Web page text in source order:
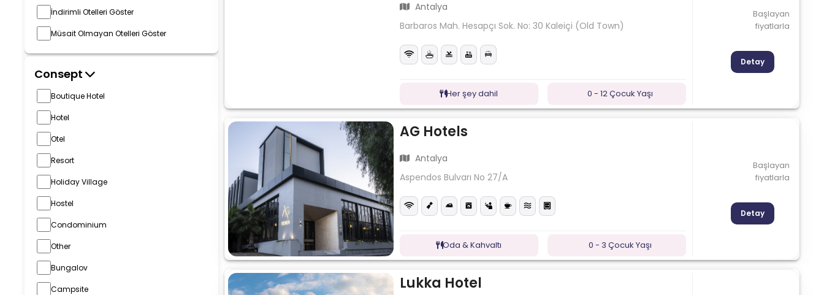
İndirimli Otelleri Göster
Müsait Olmayan Otelleri Göster
Consept
Boutique Hotel
Hotel
Otel
Resort
Holiday Village
Hostel
Condominium
Other
Bungalov
Campsite
Antalya
Barbaros Mah. Hesapçı Sok. No: 30 Kaleiçi (Old Town)
Her şey dahil 0 - 12 Çocuk Yaşı
Başlayan
fiyatlarla
Detay
AG Hotels
Antalya
Aspendos Bulvarı No 27/A
Oda & Kahvaltı 0 - 3 Çocuk Yaşı
Başlayan
fiyatlarla
Detay
Lukka Hotel